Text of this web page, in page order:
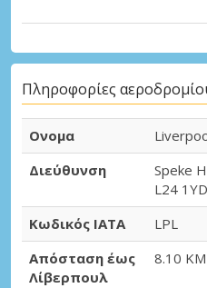
Πληροφορίες
Ονομα
Διεύθυνση
Speke
L24
Κωδικός IATA
LPL
Απόσταση έως
Λίβερπουλ
8.10 KM